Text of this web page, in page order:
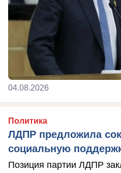
04.08.2026
Политика
ЛДПР предложила
социальную
Позиция партии ЛДПР